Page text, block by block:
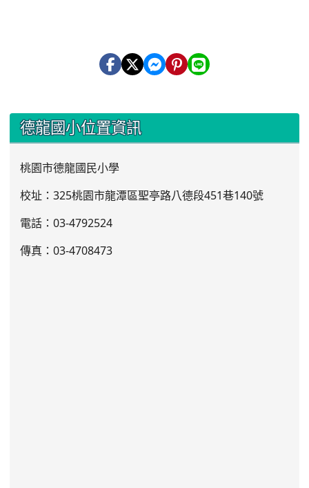
::: 德龍國小位置資訊
桃園市德龍國民小學
校址：325桃園市龍潭區聖亭路八德段451巷140號
電話：03-4792524
傳真：03-4708473